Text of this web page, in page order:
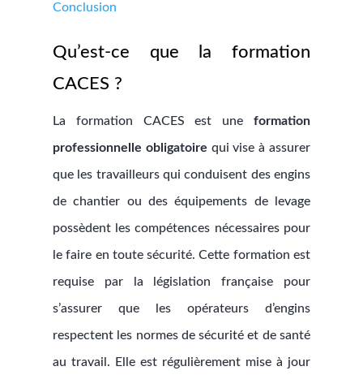
Conclusion
Qu’est-ce que la formation
CACES ?
La formation CACES est uneformation
professionnelle obligatoire qui vise à assurer
que les travailleurs qui conduisent des engins
de chantier ou des équipements de levage
possèdent les compétences nécessaires pour
le faire en toute sécurité. Cette formation est
requise par la législation française pour
s’assurer que les opérateurs d’engins
respectent les normes de sécurité et de santé
au travail. Elle est régulièrement mise à jour